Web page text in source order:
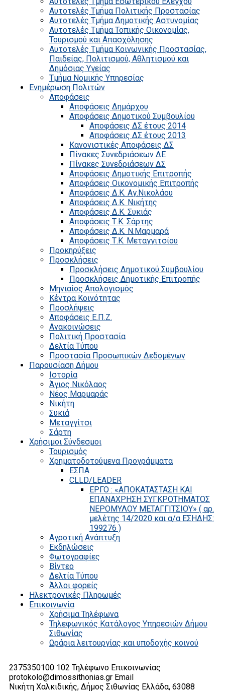
Αυτοτελές Τμήμα Πολιτικής Προστασίας
Αυτοτελές Τμήμα Δημοτικής Αστυνομίας
Αυτοτελές Τμήμα Τοπικής Οικονομίας,
Τουρισμού και Απασχόλησης
Αυτοτελές Τμήμα Κοινωνικής Προστασίας,
Παιδείας, Πολιτισμού, Αθλητισμού και
Δημόσιας Υγείας
Τμήμα Νομικής Υπηρεσίας
Ενημέρωση Πολιτών
Αποφάσεις
Αποφάσεις Δημάρχου
Αποφάσεις Δημοτικού Συμβουλίου
Αποφάσεις ΔΣ έτους 2014
Αποφάσεις ΔΣ έτους 2013
Κανονιστικές Αποφάσεις ΔΣ
Πίνακες Συνεδριάσεων ΔΕ
Πίνακες Συνεδριάσεων ΔΣ
Αποφάσεις Δημοτικής Επιτροπής
Αποφάσεις Οικονομικής Επιτροπής
Αποφάσεις Δ.Κ. Αγ.Νικολάου
Αποφάσεις Δ.Κ. Νικήτης
Αποφάσεις Δ.Κ. Συκιάς
Αποφάσεις Τ.Κ. Σάρτης
Αποφάσεις Δ.Κ. Ν.Μαρμαρά
Αποφάσεις Τ.Κ. Μεταγγιτσίου
Προκηρύξεις
Προσκλήσεις
Προσκλήσεις Δημοτικού Συμβουλίου
Προσκλήσεις Δημοτικής Επιτροπής
Μηνιαίος Απολογισμός
Κέντρα Κοινότητας
Προσλήψεις
Αποφάσεις Ε.Π.Ζ.
Ανακοινώσεις
Πολιτική Προστασία
Δελτία Τύπου
Προστασία Προσωπικών Δεδομένων
Παρουσίαση Δήμου
Ιστορία
Άγιος Νικόλαος
Νέος Μαρμαράς
Νικήτη
Συκιά
Μεταγγίτσι
Σάρτη
Χρήσιμοι Σύνδεσμοι
Τουρισμός
Χρηματοδοτούμενα Προγράμματα
ΕΣΠΑ
CLLD/LEADER
ΕΡΓΟ : «ΑΠΟΚΑΤΑΣΤΑΣΗ ΚΑΙ
ΕΠΑΝΑΧΡΗΣΗ ΣΥΓΚΡΟΤΗΜΑΤΟΣ
ΝΕΡΟΜΥΛΟΥ ΜΕΤΑΓΓΙΤΣΙΟΥ» ( αρ.
μελέτης 14/2020 και α/α ΕΣΗΔΗΣ:
199276 )
Αγροτική Ανάπτυξη
Εκδηλώσεις
Φωτογραφίες
Βίντεο
Δελτία Τύπου
Άλλοι φορείς
Ηλεκτρονικές Πληρωμές
Επικοινωνία
Χρήσιμα Τηλέφωνα
Τηλεφωνικός Κατάλογος Υπηρεσιών Δήμου
Σιθωνίας
Ωράρια λειτουργίας και υποδοχής κοινού
2375350100 102 Τηλέφωνο Επικοινωνίας
protokolo@dimossithonias.gr Email
Νικήτη Χαλκιδικής, Δήμος Σιθωνίας Ελλάδα, 63088